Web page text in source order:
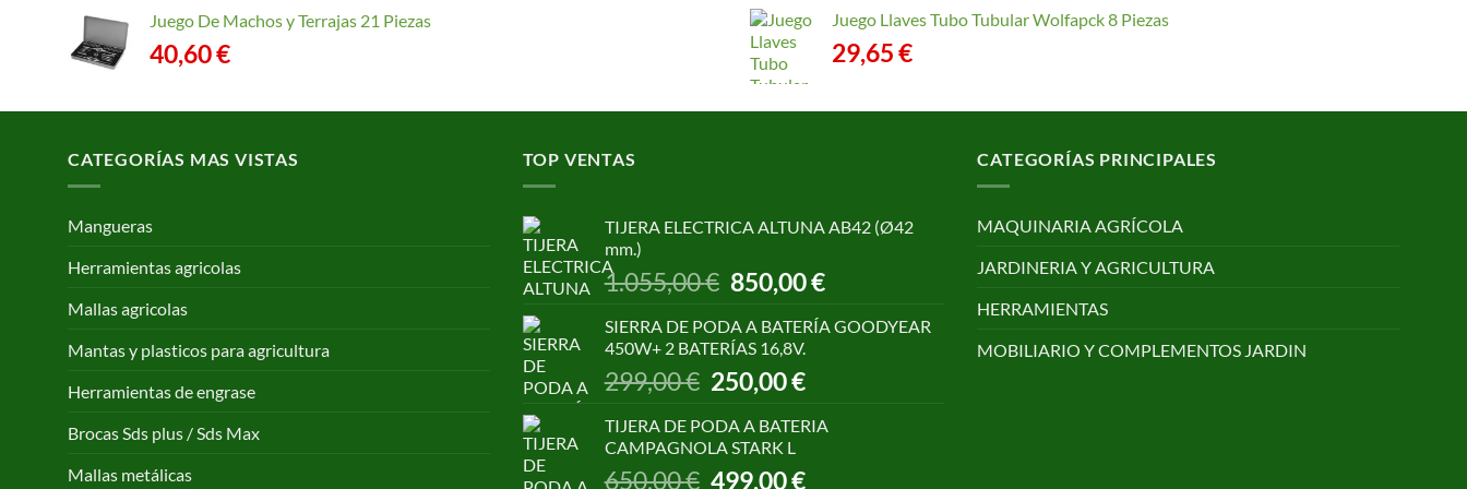
Juego De Machos y Terrajas 21 Piezas
40,60€
Juego Llaves Tubo Tubular Wolfapck 8 Piezas
29,65€
CATEGORÍAS MAS VISTAS
Mangueras
Herramientas agricolas
Mallas agricolas
Mantas y plasticos para agricultura
Herramientas de engrase
Brocas Sds plus / Sds Max
Mallas metálicas
TOP VENTAS
TIJERA ELECTRICA ALTUNA AB42 (Ø42
mm.)
1.055,00€ El
precio
original
era:
850,00€El
precio
actual
SIERRA DE PODA A BATERÍA GOODYEAR
450W+ 2 BATERÍAS 16,8V.
299,00€ El
precio
original
era:
250,00€El
precio
actual
TIJERA DE PODA A BATERIA
CAMPAGNOLA STARK L
650,00€
El
499,00€El
CATEGORÍAS PRINCIPALES
MAQUINARIA AGRÍCOLA
JARDINERIA Y AGRICULTURA
HERRAMIENTAS
MOBILIARIO Y COMPLEMENTOS JARDIN